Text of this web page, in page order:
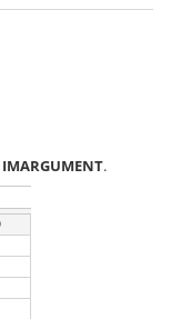
IMARGUMENT.